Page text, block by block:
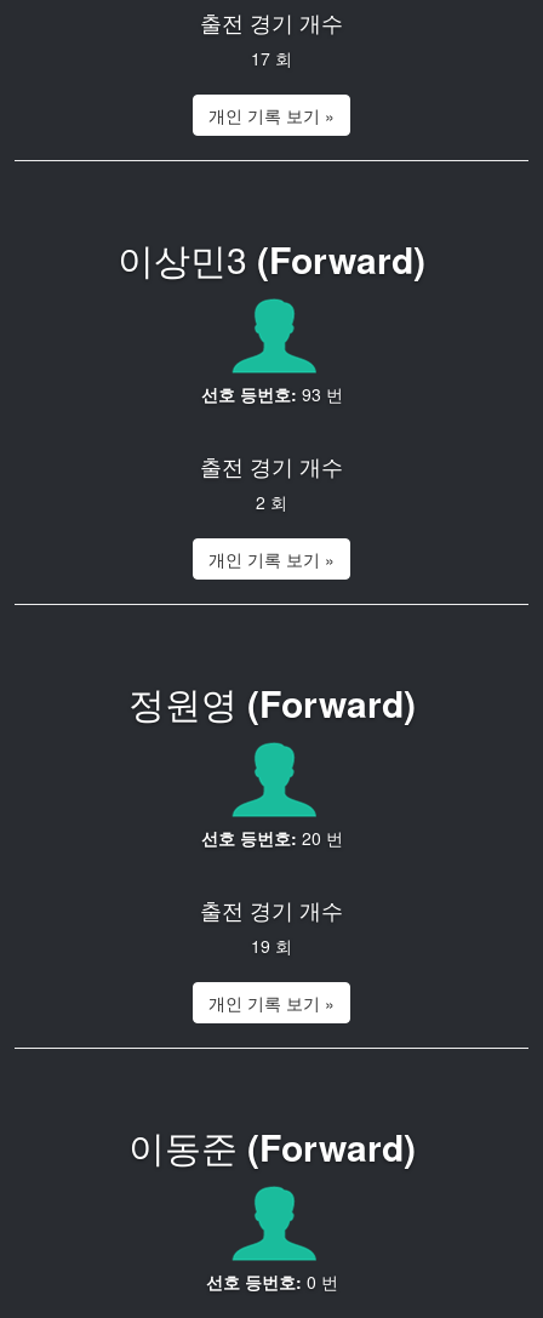
출전 경기 개수
17 회
개인 기록 보기 »
이상민3 (Forward)
선호 등번호: 93 번
출전 경기 개수
2 회
개인 기록 보기 »
정원영 (Forward)
선호 등번호: 20 번
출전 경기 개수
19 회
개인 기록 보기 »
이동준 (Forward)
선호 등번호: 0 번